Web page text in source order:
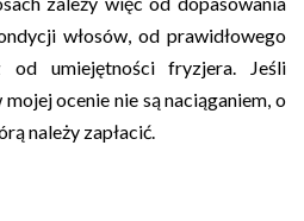
włosów, od prawidłowego
od umiejętności fryzjera. Jeśli
ocenie nie są naciąganiem, o
należy zapłacić.